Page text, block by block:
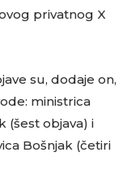
privatnog X
su, dodaje on,
ministrica
(šest objava) i
Bošnjak (četiri